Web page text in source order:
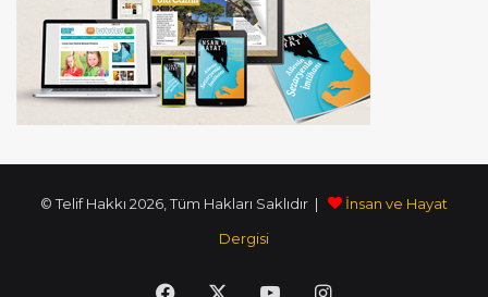
© Telif Hakkı 2026, Tüm Hakları Saklıdır |
İnsan ve Hayat
Dergisi
Facebook YouTubeInstagram